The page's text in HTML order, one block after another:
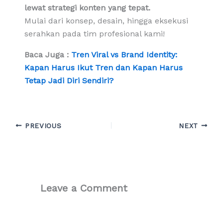
lewat strategi konten yang tepat.
Mulai dari konsep, desain, hingga eksekusi
serahkan pada tim profesional kami!
Baca Juga : Tren Viral vs Brand Identity:
Kapan Harus Ikut Tren dan Kapan Harus
Tetap Jadi Diri Sendiri?
PREVIOUS NEXT
Leave a Comment